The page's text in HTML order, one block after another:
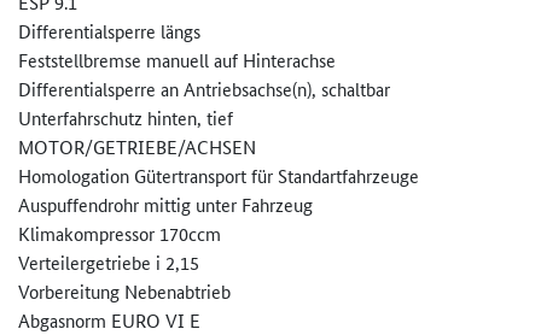
Differentialsperre längs
Feststellbremse manuell auf Hinterachse
Differentialsperre an Antriebsachse(n), schaltbar
Unterfahrschutz hinten, tief
MOTOR/GETRIEBE/ACHSEN
Homologation Gütertransport für Standartfahrzeuge
Auspuffendrohr mittig unter Fahrzeug
Klimakompressor 170ccm
Verteilergetriebe i 2,15
Vorbereitung Nebenabtrieb
Abgasnorm EURO VI E